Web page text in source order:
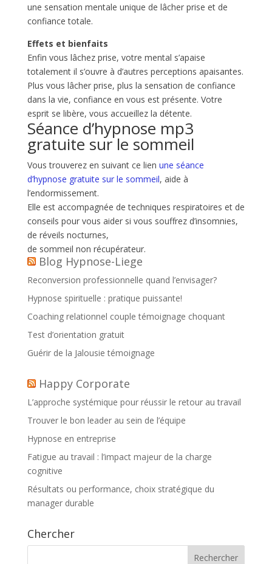
une sensation mentale unique de lâcher prise et de
confiance totale.
Effets et bienfaits
Enfin vous lâchez prise, votre mental s’apaise
totalement il s’ouvre à d’autres perceptions apaisantes.
Plus vous lâcher prise, plus la sensation de confiance
dans la vie, confiance en vous est présente. Votre
esprit se libère, vous accueillez la détente.
Séance d’hypnose mp3
gratuite sur le sommeil
Vous trouverez en suivant ce lien une séance
d’hypnose gratuite sur le sommeil, aide à
l’endormissement.
Elle est accompagnée de techniques respiratoires et de
conseils pour vous aider si vous souffrez d’insomnies,
de réveils nocturnes,
de sommeil non récupérateur.
Blog Hypnose-Liege
Reconversion professionnelle quand l’envisager?
Hypnose spirituelle : pratique puissante!
Coaching relationnel couple témoignage choquant
Test d’orientation gratuit
Guérir de la Jalousie témoignage
Happy Corporate
L’approche systémique pour réussir le retour au travail
Trouver le bon leader au sein de l’équipe
Hypnose en entreprise
Fatigue au travail : l’impact majeur de la charge
cognitive
Résultats ou performance, choix stratégique du
manager durable
Chercher